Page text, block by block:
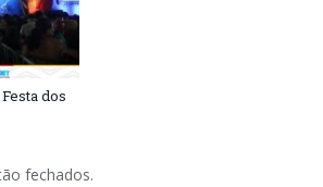
dos
fechados.